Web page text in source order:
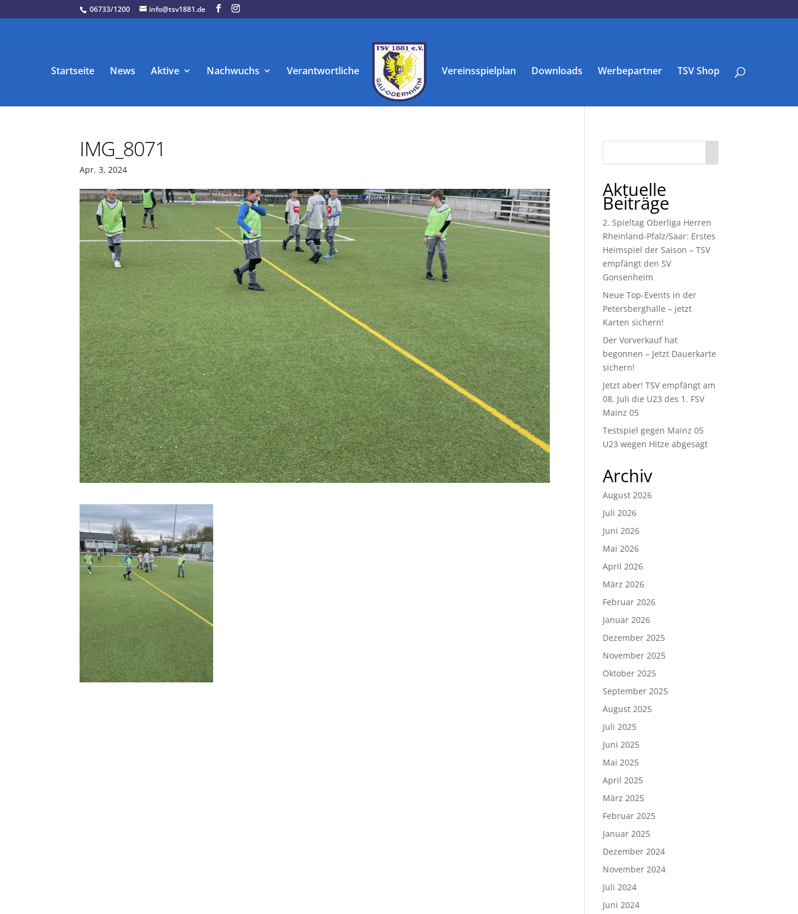
06733/1200 info@tsv1881.de
Startseite News Aktive Nachwuchs Verantwortliche Vereinsspielplan Downloads Werbepartner TSV Shop
IMG_8071
Apr. 3, 2024
Aktuelle
Beiträge
2. Spieltag Oberliga Herren
Rheinland-Pfalz/Saar: Erstes
Heimspiel der Saison – TSV
empfängt den SV
Gonsenheim
Neue Top-Events in der
Petersberghalle – jetzt
Karten sichern!
Der Vorverkauf hat
begonnen – Jetzt Dauerkarte
sichern!
Jetzt aber! TSV empfängt am
08. Juli die U23 des 1. FSV
Mainz 05
Testspiel gegen Mainz 05
U23 wegen Hitze abgesagt
Archiv
August 2026
Juli 2026
Juni 2026
Mai 2026
April 2026
März 2026
Februar 2026
Januar 2026
Dezember 2025
November 2025
Oktober 2025
September 2025
August 2025
Juli 2025
Juni 2025
Mai 2025
April 2025
März 2025
Februar 2025
Januar 2025
Dezember 2024
November 2024
Juli 2024
Juni 2024